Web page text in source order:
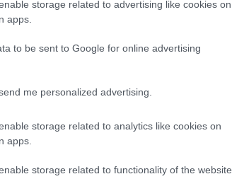
storage related to advertising like cookies on
apps.
to be sent to Google for online advertising
me personalized advertising.
storage related to analytics like cookies on
apps.
storage related to functionality of the website
fotókat magukról
viselő kis Olivia